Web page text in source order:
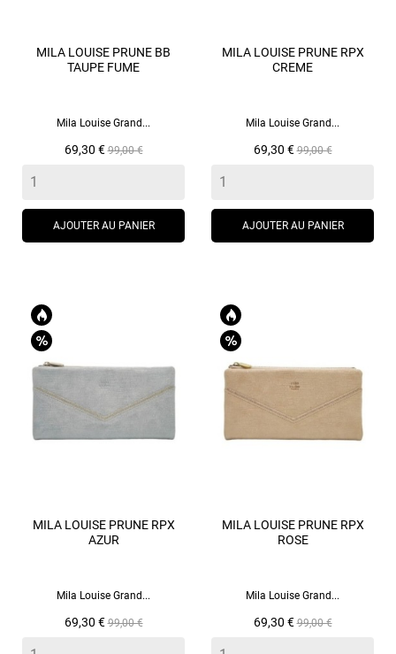
MILA LOUISE PRUNE BB
TAUPE FUME
Mila Louise Grand...
Prix
69,30 €Prix
99,00 €
AJOUTER AU PANIER
MILA LOUISE PRUNE RPX
CREME
Mila Louise Grand...
Prix
69,30 €Prix
99,00 €
AJOUTER AU PANIER
MILA LOUISE PRUNE RPX
AZUR
Mila Louise Grand...
Prix
69,30 €Prix
99,00 €
MILA LOUISE PRUNE RPX
ROSE
Mila Louise Grand...
Prix
69,30 €Prix
99,00 €